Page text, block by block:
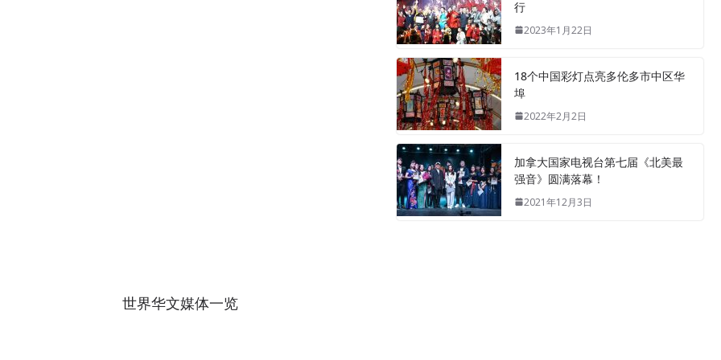
行
2023年1月22日
18个中国彩灯点亮多伦多市中区华
埠
2022年2月2日
加拿大国家电视台第七届《北美最
强音》圆满落幕！
2021年12月3日
世界华文媒体一览